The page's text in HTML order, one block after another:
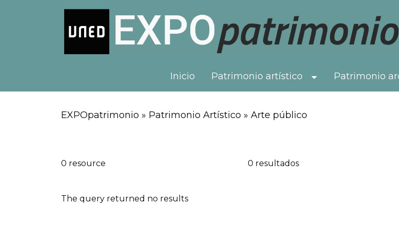
Inicio Patrimonio artístico Toggle Dropdown
Patrimonio
EXPOpatrimonio » Patrimonio Artístico » Arte público
0 resource 0 resultados
The query returned no results